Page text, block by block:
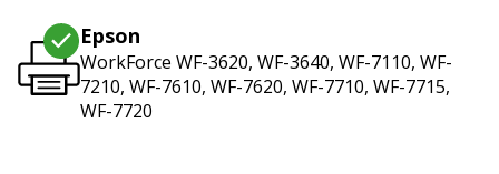
Epson
WorkForce WF-3620, WF-3640, WF-7110, WF-
7210, WF-7610, WF-7620, WF-7710, WF-7715,
WF-7720